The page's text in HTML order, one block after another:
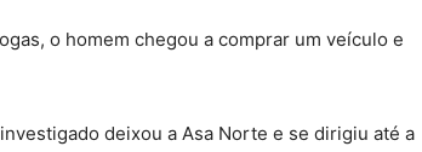
o homem chegou a comprar um veículo e
deixou a Asa Norte e se dirigiu até a